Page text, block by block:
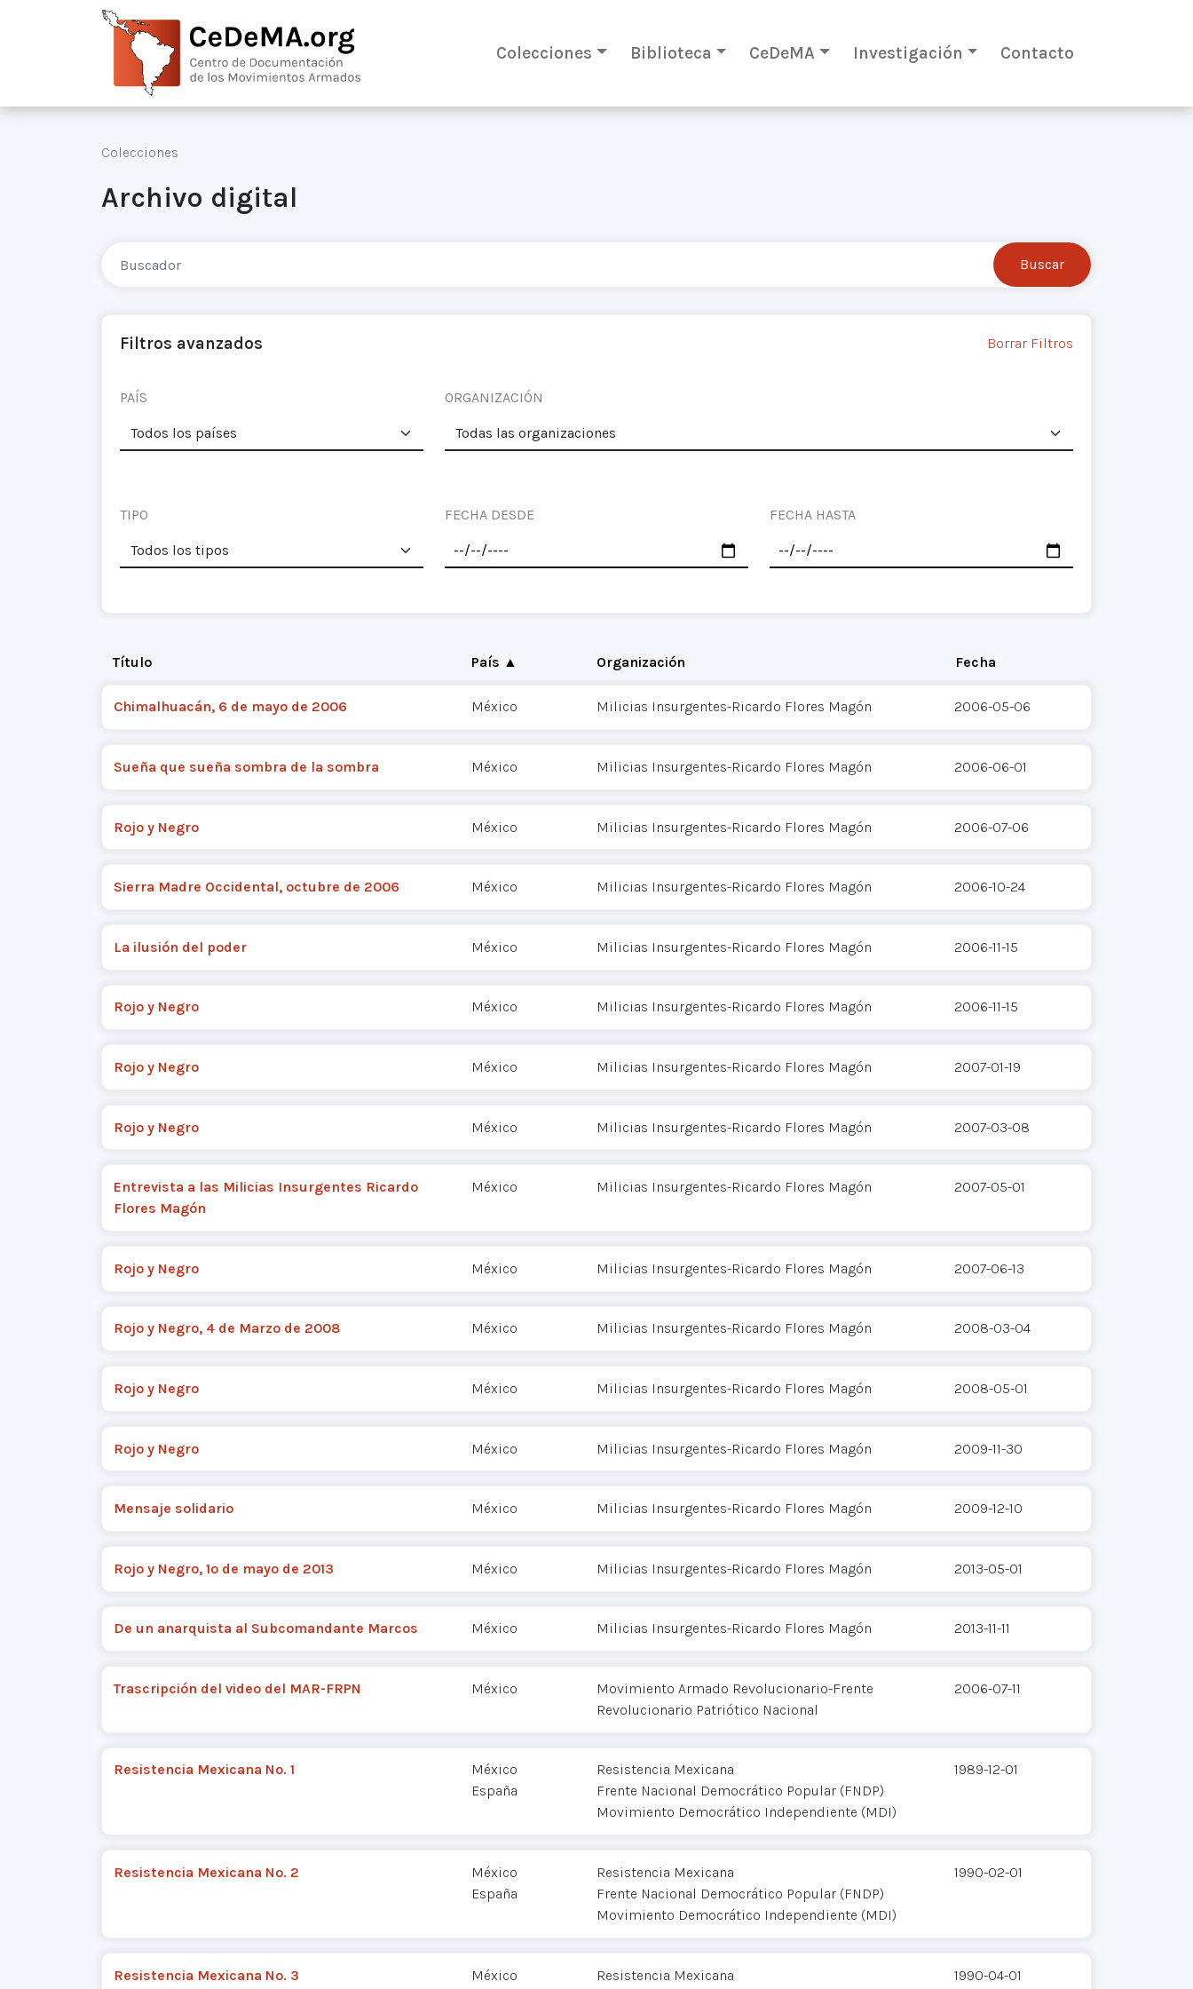
Colecciones Biblioteca CeDeMA Investigación Contacto
Colecciones
Archivo digital
Filtros avanzados Borrar Filtros
PAÍS ORGANIZACIÓN
TIPO FECHA DESDE FECHA HASTA
Título País ▲ Organización Fecha
Chimalhuacán, 6 de mayo de 2006 México Milicias Insurgentes-Ricardo Flores Magón 2006-05-06
Sueña que sueña sombra de la sombra México Milicias Insurgentes-Ricardo Flores Magón 2006-06-01
Rojo y Negro México Milicias Insurgentes-Ricardo Flores Magón 2006-07-06
Sierra Madre Occidental, octubre de 2006 México Milicias Insurgentes-Ricardo Flores Magón 2006-10-24
La ilusión del poder México Milicias Insurgentes-Ricardo Flores Magón 2006-11-15
Rojo y Negro México Milicias Insurgentes-Ricardo Flores Magón 2006-11-15
Rojo y Negro México Milicias Insurgentes-Ricardo Flores Magón 2007-01-19
Rojo y Negro México Milicias Insurgentes-Ricardo Flores Magón 2007-03-08
Entrevista a las Milicias Insurgentes Ricardo
Flores Magón
México Milicias Insurgentes-Ricardo Flores Magón 2007-05-01
Rojo y Negro México Milicias Insurgentes-Ricardo Flores Magón 2007-06-13
Rojo y Negro, 4 de Marzo de 2008 México Milicias Insurgentes-Ricardo Flores Magón 2008-03-04
Rojo y Negro México Milicias Insurgentes-Ricardo Flores Magón 2008-05-01
Rojo y Negro México Milicias Insurgentes-Ricardo Flores Magón 2009-11-30
Mensaje solidario México Milicias Insurgentes-Ricardo Flores Magón 2009-12-10
Rojo y Negro, 1º de mayo de 2013 México Milicias Insurgentes-Ricardo Flores Magón 2013-05-01
De un anarquista al Subcomandante Marcos México Milicias Insurgentes-Ricardo Flores Magón 2013-11-11
Trascripción del video del MAR-FRPN México
Movimiento Armado Revolucionario-Frente
Revolucionario Patriótico Nacional
2006-07-11
Resistencia Mexicana No. 1
México
España
Resistencia Mexicana
Frente Nacional Democrático Popular (FNDP)
Movimiento Democrático Independiente (MDI)
1989-12-01
Resistencia Mexicana No. 2
México
España
Resistencia Mexicana
Frente Nacional Democrático Popular (FNDP)
Movimiento Democrático Independiente (MDI)
1990-02-01
Resistencia Mexicana No. 3
México
Resistencia Mexicana
1990-04-01